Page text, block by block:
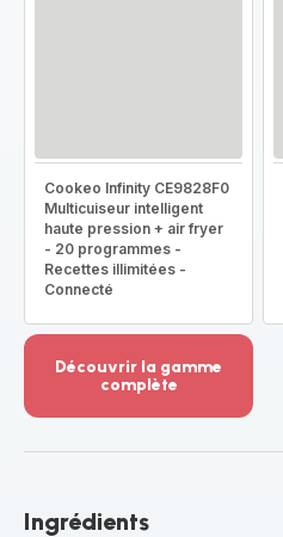
Cookeo Infinity CE9828F0
Multicuiseur intelligent
haute pression + air fryer
- 20 programmes -
Recettes illimitées -
Connecté
Découvrir la gamme
complète
-
gamme
Ingrédients